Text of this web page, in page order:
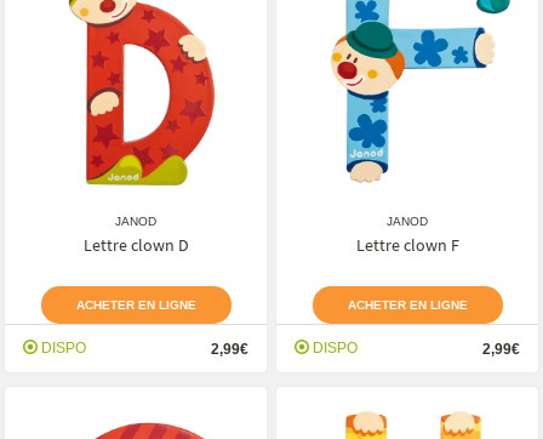
JANOD
Lettre clown D
ACHETER EN LIGNE
DISPO 2,99€
JANOD
Lettre clown F
ACHETER EN LIGNE
DISPO 2,99€